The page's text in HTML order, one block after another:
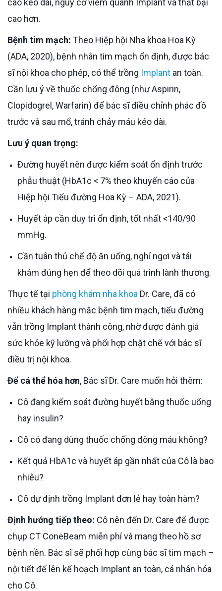
cao kéo dài, nguy cơ viêm quanh Implant và thất bại
cao hơn.
Bệnh tim mạch: Theo Hiệp hội Nha khoa Hoa Kỳ
(ADA, 2020), bệnh nhân tim mạch ổn định, được bác
sĩ nội khoa cho phép, có thể trồng Implant an toàn.
Cần lưu ý về thuốc chống đông (như Aspirin,
Clopidogrel, Warfarin) để bác sĩ điều chỉnh phác đồ
trước và sau mổ, tránh chảy máu kéo dài.
Lưu ý quan trọng:
Đường huyết nên được kiểm soát ổn định trước
phẫu thuật (HbA1c < 7% theo khuyến cáo của
Hiệp hội Tiểu đường Hoa Kỳ – ADA, 2021).
Huyết áp cần duy trì ổn định, tốt nhất <140/90
mmHg.
Cần tuân thủ chế độ ăn uống, nghỉ ngơi và tái
khám đúng hẹn để theo dõi quá trình lành thương.
Thực tế tại phòng khám nha khoa Dr. Care, đã có
nhiều khách hàng mắc bệnh tim mạch, tiểu đường
vẫn trồng Implant thành công, nhờ được đánh giá
sức khỏe kỹ lưỡng và phối hợp chặt chẽ với bác sĩ
điều trị nội khoa.
Để cá thể hóa hơn, Bác sĩ Dr. Care muốn hỏi thêm:
Cô đang kiểm soát đường huyết bằng thuốc uống
hay insulin?
Cô có đang dùng thuốc chống đông máu không?
Kết quả HbA1c và huyết áp gần nhất của Cô là bao
nhiêu?
Cô dự định trồng Implant đơn lẻ hay toàn hàm?
Định hướng tiếp theo: Cô nên đến Dr. Care để được
chụp CT ConeBeam miễn phí và mang theo hồ sơ
bệnh nền. Bác sĩ sẽ phối hợp cùng bác sĩ tim mạch –
nội tiết để lên kế hoạch Implant an toàn, cá nhân hóa
cho Cô.